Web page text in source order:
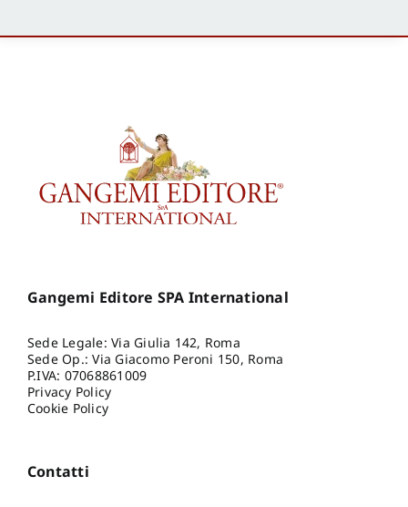
Gangemi Editore SPA International
Sede Legale: Via Giulia 142, Roma
Sede Op.: Via Giacomo Peroni 150, Roma
P.IVA: 07068861009
Privacy Policy
Cookie Policy
Contatti